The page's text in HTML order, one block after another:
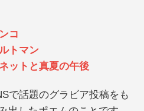
コ
トマン
ットと真夏の午後
で話題のグラビア投稿をも